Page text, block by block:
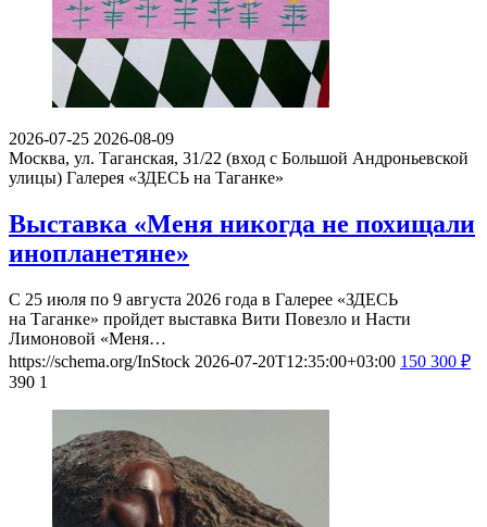
2026-07-25 2026-08-09
Москва, ул. Таганская, 31/22 (вход с Большой Андроньевской
улицы) Галерея «ЗДЕСЬ на Таганке»
Выставка «Меня никогда не похищали
инопланетяне»
С 25 июля по 9 августа 2026 года в Галерее «ЗДЕСЬ
на Таганке» пройдет выставка Вити Повезло и Насти
Лимоновой «Меня…
https://schema.org/InStock 2026-07-20T12:35:00+03:00 150 300 ₽
390 1